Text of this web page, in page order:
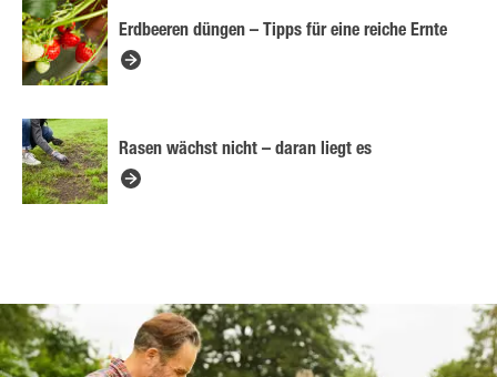
Erdbeeren düngen – Tipps für eine reiche Ernte
Rasen wächst nicht – daran liegt es